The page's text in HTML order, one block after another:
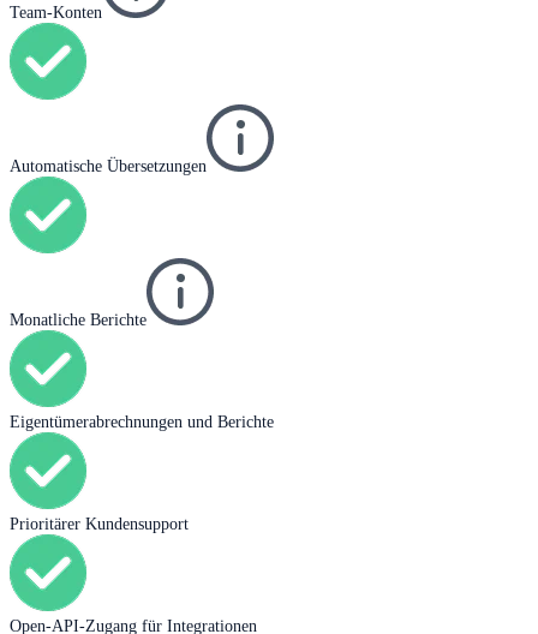
Team-Konten
Automatische Übersetzungen
Monatliche Berichte
Eigentümerabrechnungen und Berichte
Prioritärer Kundensupport
Open-API-Zugang für Integrationen